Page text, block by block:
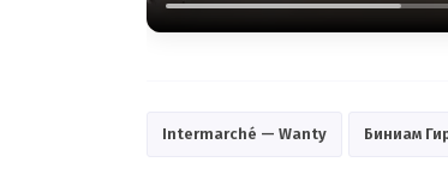
Intermarché — Wanty Биниам